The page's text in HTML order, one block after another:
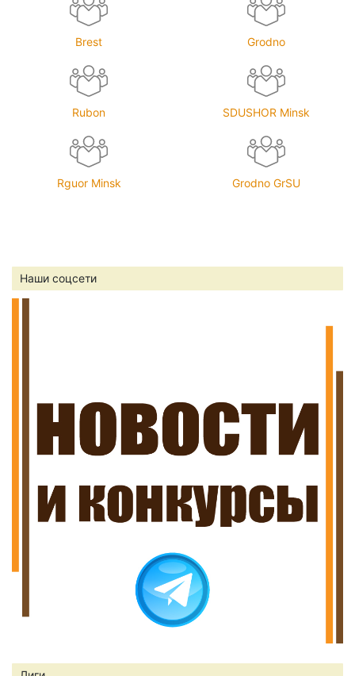
Brest Grodno
Rubon SDUSHOR Minsk
Rguor Minsk Grodno GrSU
Наши соцсети